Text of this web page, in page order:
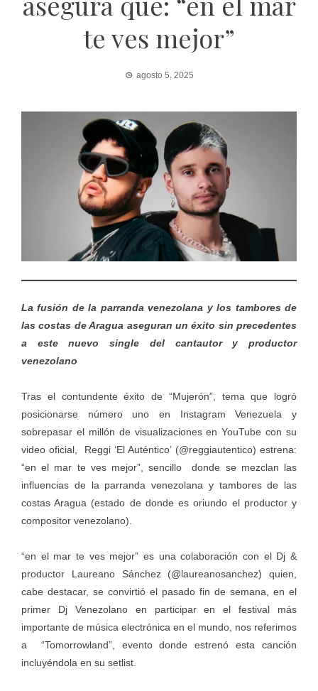
te ves mejor”
agosto 5, 2025
La fusión de la parranda venezolana y los tambores de
las costas de Aragua aseguran un éxito sin precedentes
a este nuevo single del cantautor y productor
venezolano
Tras el contundente éxito de “Mujerón”, tema que logró
posicionarse número uno en Instagram Venezuela y
sobrepasar el millón de visualizaciones en YouTube con su
video oficial, Reggi ‘El Auténtico’ (@reggiautentico) estrena:
“en el mar te ves mejor”, sencillo donde se mezclan las
influencias de la parranda venezolana y tambores de las
costas Aragua (estado de donde es oriundo el productor y
compositor venezolano).
“en el mar te ves mejor” es una colaboración con el Dj &
productor Laureano Sánchez (@laureanosanchez) quien,
cabe destacar, se convirtió el pasado fin de semana, en el
primer Dj Venezolano en participar en el festival más
importante de música electrónica en el mundo, nos referimos
a “Tomorrowland”, evento donde estrenó esta canción
incluyéndola en su setlist.